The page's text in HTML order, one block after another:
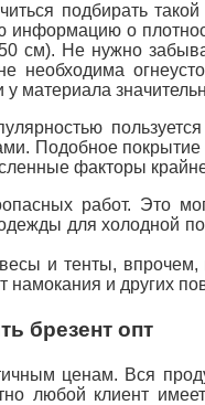
подбирать
о
Не нужно
материала
Подобное
факторы
работ. Это
для холодной
и тенты,
и других
брезент опт
ценам. Вся
любой клиент